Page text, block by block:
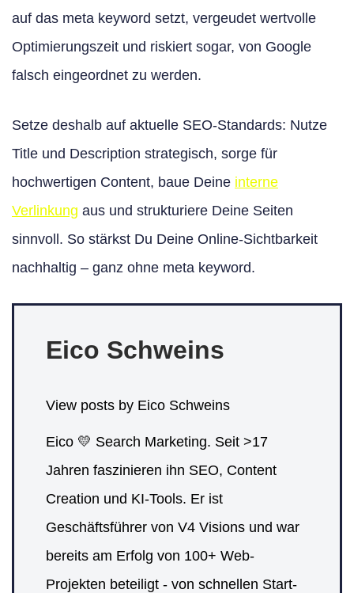
auf das meta keyword setzt, vergeudet wertvolle
Optimierungszeit und riskiert sogar, von Google
falsch eingeordnet zu werden.
Setze deshalb auf aktuelle SEO-Standards: Nutze
Title und Description strategisch, sorge für
hochwertigen Content, baue Deine interne
Verlinkung aus und strukturiere Deine Seiten
sinnvoll. So stärkst Du Deine Online-Sichtbarkeit
nachhaltig – ganz ohne meta keyword.
Eico Schweins
View posts by Eico Schweins
Eico 💛 Search Marketing. Seit >17
Jahren faszinieren ihn SEO, Content
Creation und KI-Tools. Er ist
Geschäftsführer von V4 Visions und war
bereits am Erfolg von 100+ Web-
Projekten beteiligt - von schnellen Start-